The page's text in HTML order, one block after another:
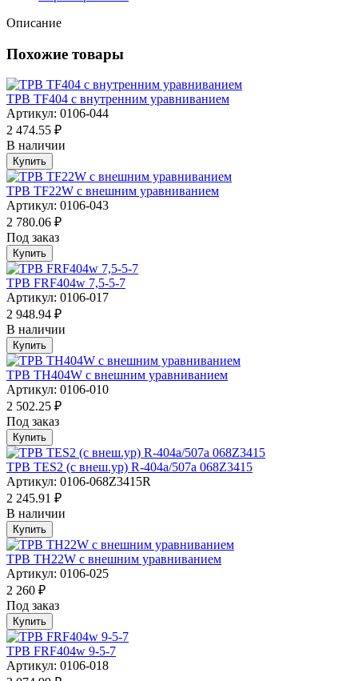
Описание
Похожие товары
ТРВ TF404 с внутренним уравниванием
Артикул: 0106-044
2 474.55 ₽
В наличии
Купить
ТРВ TF22W с внешним уравниванием
Артикул: 0106-043
2 780.06 ₽
Под заказ
Купить
ТРВ FRF404w 7,5-5-7
Артикул: 0106-017
2 948.94 ₽
В наличии
Купить
ТРВ TH404W с внешним уравниванием
Артикул: 0106-010
2 502.25 ₽
Под заказ
Купить
ТРВ TES2 (с внеш.ур) R-404a/507а 068Z3415
Артикул: 0106-068Z3415R
2 245.91 ₽
В наличии
Купить
ТРВ TH22W с внешним уравниванием
Артикул: 0106-025
2 260 ₽
Под заказ
Купить
ТРВ FRF404w 9-5-7
Артикул: 0106-018